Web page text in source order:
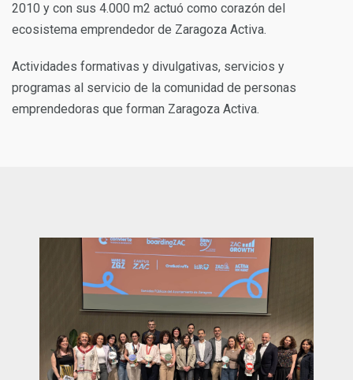
2010 y con sus 4.000 m2 actuó como corazón del
ecosistema emprendedor de Zaragoza Activa.
Actividades formativas y divulgativas, servicios y
programas al servicio de la comunidad de personas
emprendedoras que forman Zaragoza Activa.